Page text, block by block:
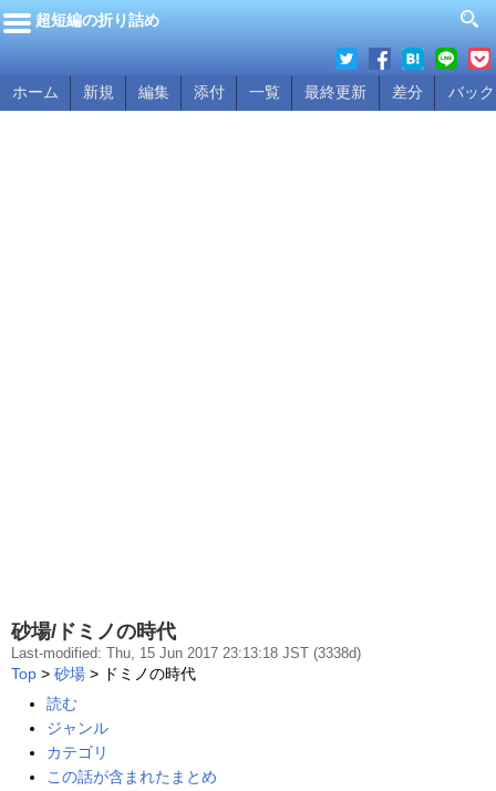
超短編の折り詰め
ホーム 新規 編集 添付 一覧 最終更新 差分 バッ
砂場/ドミノの時代
Last-modified: Thu, 15 Jun 2017 23:13:18 JST (3338d)
Top > 砂場 > ドミノの時代
読む
ジャンル
カテゴリ
この話が含まれたまとめ